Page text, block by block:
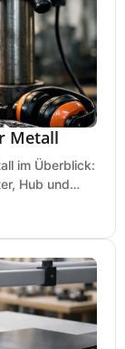
Metall
im Überblick:
Hub und